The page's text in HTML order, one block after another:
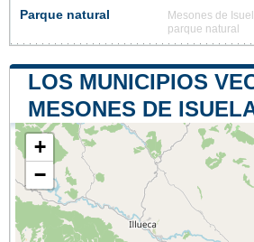
Parque natural
Mesones de
parque natural
LOS MUNICIPIOS
MESONES DE
+
−